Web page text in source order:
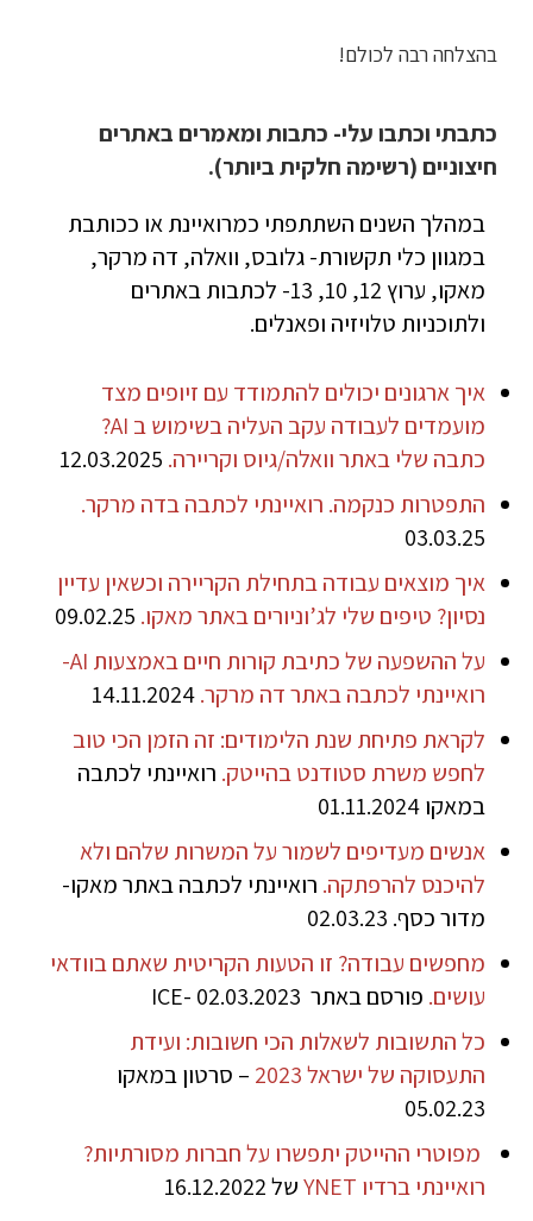
בהצלחה רבה לכולם!
כתבתי וכתבו עלי- כתבות ומאמרים באתרים
חיצוניים (רשימה חלקית ביותר).
במהלך השנים השתתפתי כמרואיינת או ככותבת
במגוון כלי תקשורת- גלובס, וואלה, דה מרקר,
מאקו, ערוץ 12, 10, 13- לכתבות באתרים
ולתוכניות טלויזיה ופאנלים.
איך ארגונים יכולים להתמודד עם זיופים מצד
מועמדים לעבודה עקב העליה בשימוש ב AI?
כתבה שלי באתר וואלה/גיוס וקריירה.
התפטרות כנקמה. רואיינתי לכתבה בדה מרקר.
03.03.25
איך מוצאים עבודה בתחילת הקריירה וכשאין עדיין
נסיון? טיפים שלי לג’וניורים באתר מאקו.
על ההשפעה של כתיבת קורות חיים באמצעות AI-
רואיינתי לכתבה באתר דה מרקר.
לקראת פתיחת שנת הלימודים: זה הזמן הכי טוב
לחפש משרת סטודנט בהייטק. רואיינתי לכתבה
במאקו 01.11.2024
אנשים מעדיפים לשמור על המשרות שלהם ולא
להיכנס להרפתקה. רואיינתי לכתבה באתר מאקו-
מדור כסף. 02.03.23
מחפשים עבודה? זו הטעות הקריטית שאתם בוודאי
עושים. פורסם באתר ICE- 02.03.2023
כל התשובות לשאלות הכי חשובות: ועידת
התעסוקה של ישראל 2023
– סרטון במאקו
05.02.23
מפוטרי ההייטק יתפשרו על חברות מסורתיות?
רואיינתי ברדיו YNET
של 16.12.2022